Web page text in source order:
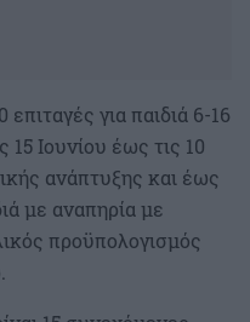
για παιδιά 6-16
15 Ιουνίου έως τις 10
ανάπτυξης και έως
με αναπηρία με
προϋπολογισμός